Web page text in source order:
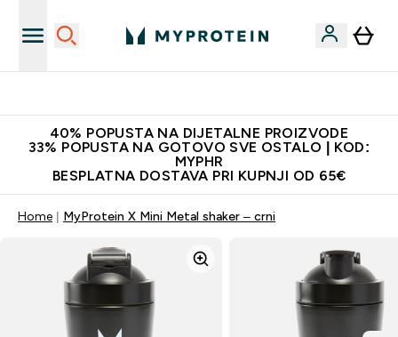
40% POPUSTA NA DIJETALNE PROIZVODE
33% POPUSTA NA GOTOVO SVE OSTALO | KOD:
MYPHR
BESPLATNA DOSTAVA PRI KUPNJI OD 65€
Home MyProtein X Mini Metal shaker – crni